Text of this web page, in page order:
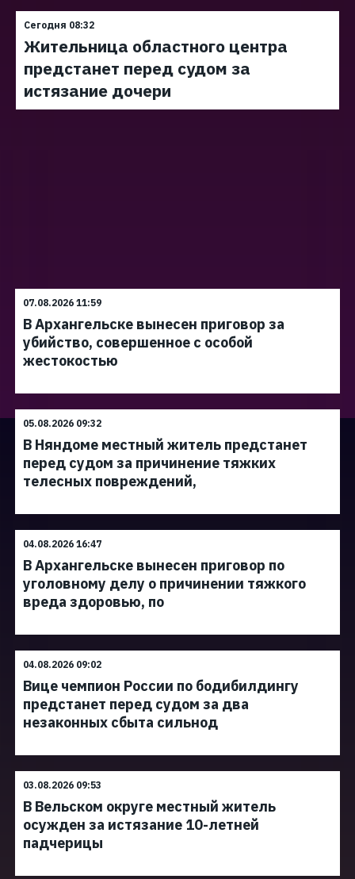
Сегодня 08:32
Жительница областного центра
предстанет перед судом за
истязание дочери
07.08.2026 11:59
В Архангельске вынесен приговор за
убийство, совершенное с особой
жестокостью
05.08.2026 09:32
В Няндоме местный житель предстанет
перед судом за причинение тяжких
телесных повреждений,
04.08.2026 16:47
В Архангельске вынесен приговор по
уголовному делу о причинении тяжкого
вреда здоровью, по
04.08.2026 09:02
Вице чемпион России по бодибилдингу
предстанет перед судом за два
незаконных сбыта сильнод
03.08.2026 09:53
В Вельском округе местный житель
осужден за истязание 10-летней
падчерицы